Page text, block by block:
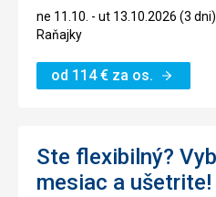
ne 11.10. - ut 13.10.2026 (3 dni)
Raňajky
od 114€ za os.
Ste flexibilný?
mesiac a ušetrite!